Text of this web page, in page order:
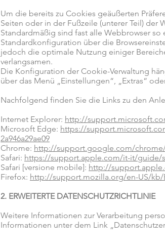
Um die bereits zu Cookies geäußerten
Seiten oder in der Fußzeile (unterer Teil) der
Standardmäßig sind fast alle Webbrowser
Standardkonfiguration über die
jedoch die optimale Nutzung einiger
verlangsamen.
Die Konfiguration der Cookie-Verwaltung
über das Menü „Einstellungen“, „Extras“
Nachfolgend finden Sie die Links zu den
Internet Explorer: http://
Microsoft Edge: https://
2a946a29ae09
Chrome: http://support.google.com/chrome/
Safari: https://support.apple.com/it-it/guide/
Safari [versione mobile]: http://
Firefox: http://support.mozilla.org/en-US/kb/
2. ERWEITERTE DATENSCHUTZRICHTLINIE
Weitere Informationen zur Verarbeitung
Informationen unter dem Link